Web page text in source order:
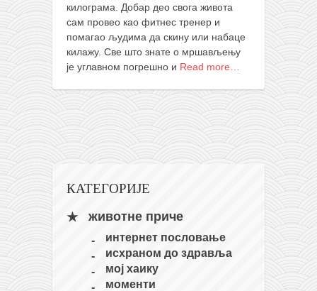
календар српски
азбуки и књиге
Окинава карате
најновије на блогу
моје белешке
историја каратеа
бубиши
карате
наиханчи
килограма. Добар део свога живота
сам провео као фитнес тренер и
помагао људима да скину или набаце
килажу. Све што знате о мршављењу
је углавном погрешно и Read more…
КАТЕГОРИЈЕ
животне приче
интернет пословање
исхраном до здравља
мој хаику
моменти